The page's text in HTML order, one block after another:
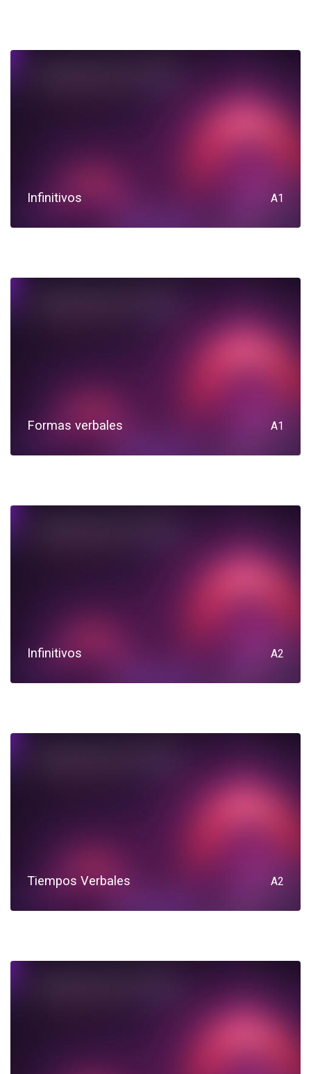
Infinitivos A1
Formas verbales A1
Infinitivos A2
Tiempos Verbales A2